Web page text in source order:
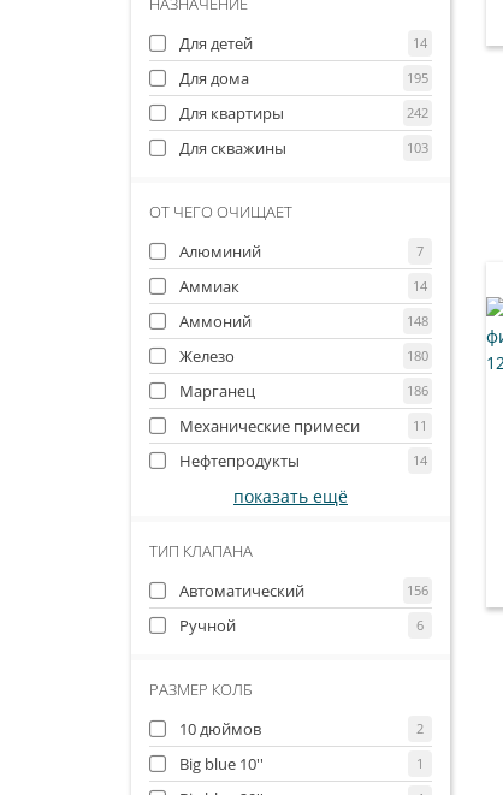
Для детей
14
Для дома 195
Для квартиры 242
Для скважины 103
ОТ ЧЕГО ОЧИЩАЕТ
Алюминий
7
Аммиак 14
Аммоний 148
Железо 180
Марганец 186
Механические примеси 11
Нефтепродукты 14
показать ещё
ТИП КЛАПАНА
Автоматический
156
Ручной 6
РАЗМЕР КОЛБ
10 дюймов
2
Big blue 10'' 1